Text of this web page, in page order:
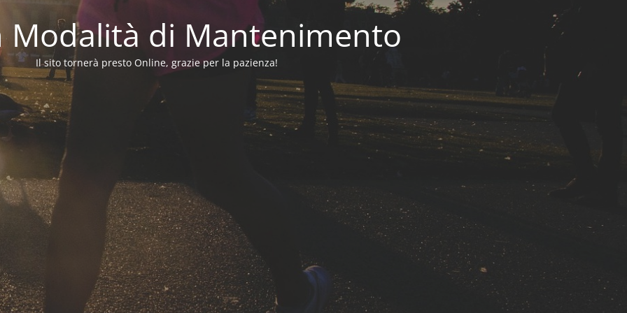
Modalità di Mantenimento
Il sito tornerà presto Online, grazie per la pazienza!